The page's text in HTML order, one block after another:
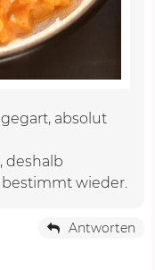
absolut
deshalb
bestimmt wieder.
Antworten